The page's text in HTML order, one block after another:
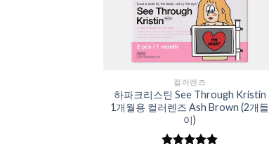
Add to
Wishlist
컬러렌즈
하파크리스틴 See Through Kristin
1개월용 컬러렌즈 Ash Brown (2개들
이)